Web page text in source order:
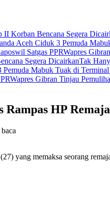
Korban Bencana Segera
Aceh Ciduk 3 Pemuda
Satgas PPRWapres
Segera DicairkanTak
Mabuk Tuak di
Wapres Gibran Tinjau
Rampas HP
yang memaksa seorang